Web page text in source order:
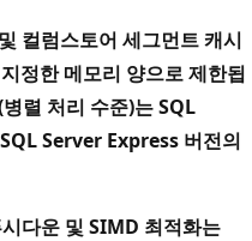
컬럼스토어 세그먼트 캐시
정한 메모리 양으로 제한됩
렬 처리 수준)는 SQL
Server Express 버전의
다운 및 SIMD 최적화는